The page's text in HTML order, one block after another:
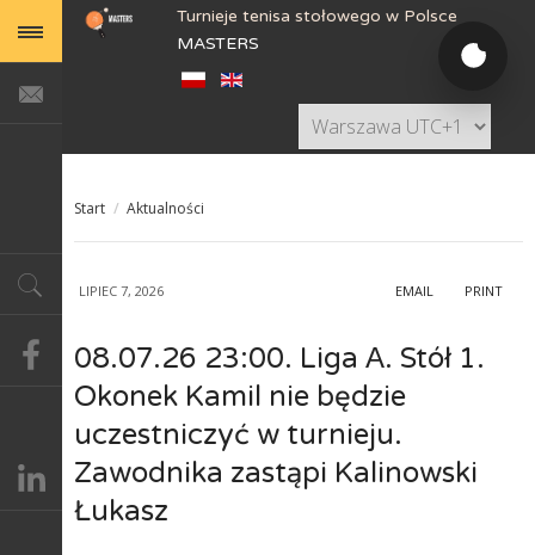
Turnieje tenisa stołowego w Polsce
MASTERS
Start / Aktualności
LIPIEC 7, 2026 PRINT
EMAIL
08.07.26 23:00. Liga А. Stół 1.
Okonek Kamil nie będzie
uczestniczyć w turnieju.
Zawodnika zastąpi Kalinowski
Łukasz